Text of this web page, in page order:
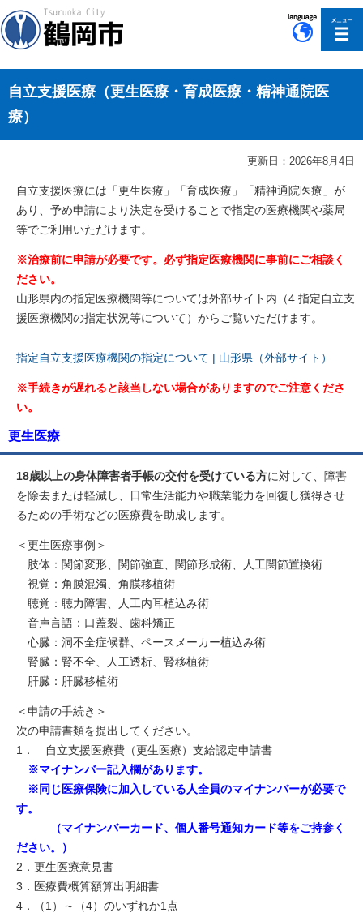
自立支援医療（更生医療・育成医療・精神通院医
療）
更新日：2026年8月4日
自立支援医療には「更生医療」「育成医療」「精神通院医療」が
あり、予め申請により決定を受けることで指定の医療機関や薬局
等でご利用いただけます。
※治療前に申請が必要です。必ず指定医療機関に事前にご相談く
ださい。
山形県内の指定医療機関等については外部サイト内（4 指定自立支
援医療機関の指定状況等について）からご覧いただけます。
指定自立支援医療機関の指定について | 山形県（外部サイト）
※手続きが遅れると該当しない場合がありますのでご注意くださ
い。
更生医療
18歳以上の身体障害者手帳の交付を受けている方に対して、障害
を除去または軽減し、日常生活能力や職業能力を回復し獲得させ
るための手術などの医療費を助成します。
＜更生医療事例＞
肢体：関節変形、関節強直、関節形成術、人工関節置換術
視覚：角膜混濁、角膜移植術
聴覚：聴力障害、人工内耳植込み術
音声言語：口蓋裂、歯科矯正
心臓：洞不全症候群、ペースメーカー植込み術
腎臓：腎不全、人工透析、腎移植術
肝臓：肝臓移植術
＜申請の手続き＞
次の申請書類を提出してください。
1． 自立支援医療費（更生医療）支給認定申請書
※マイナンバー記入欄があります。
※同じ医療保険に加入している人全員のマイナンバーが必要で
す。
（マイナンバーカード、個人番号通知カード等をご持参く
ださい。）
2．更生医療意見書
3．医療費概算額算出明細書
4．（1）～（4）のいずれか1点